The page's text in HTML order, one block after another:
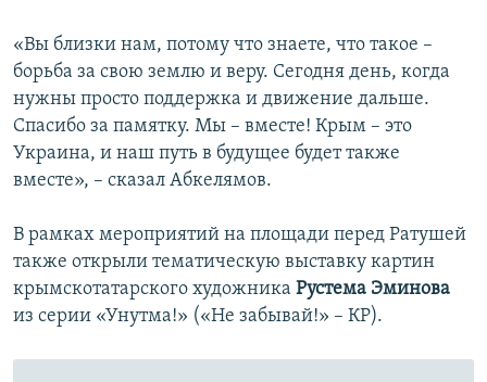
«Вы близки нам, потому что знаете, что такое –
борьба за свою землю и веру. Сегодня день, когда
нужны просто поддержка и движение дальше.
Спасибо за памятку. Мы – вместе! Крым – это
Украина, и наш путь в будущее будет также
вместе», – сказал Абкелямов.
В рамках мероприятий на площади перед Ратушей
также открыли тематическую выставку картин
крымскотатарского художника Рустема Эминова
из серии «Унутма!» («Не забывай!» – КР).